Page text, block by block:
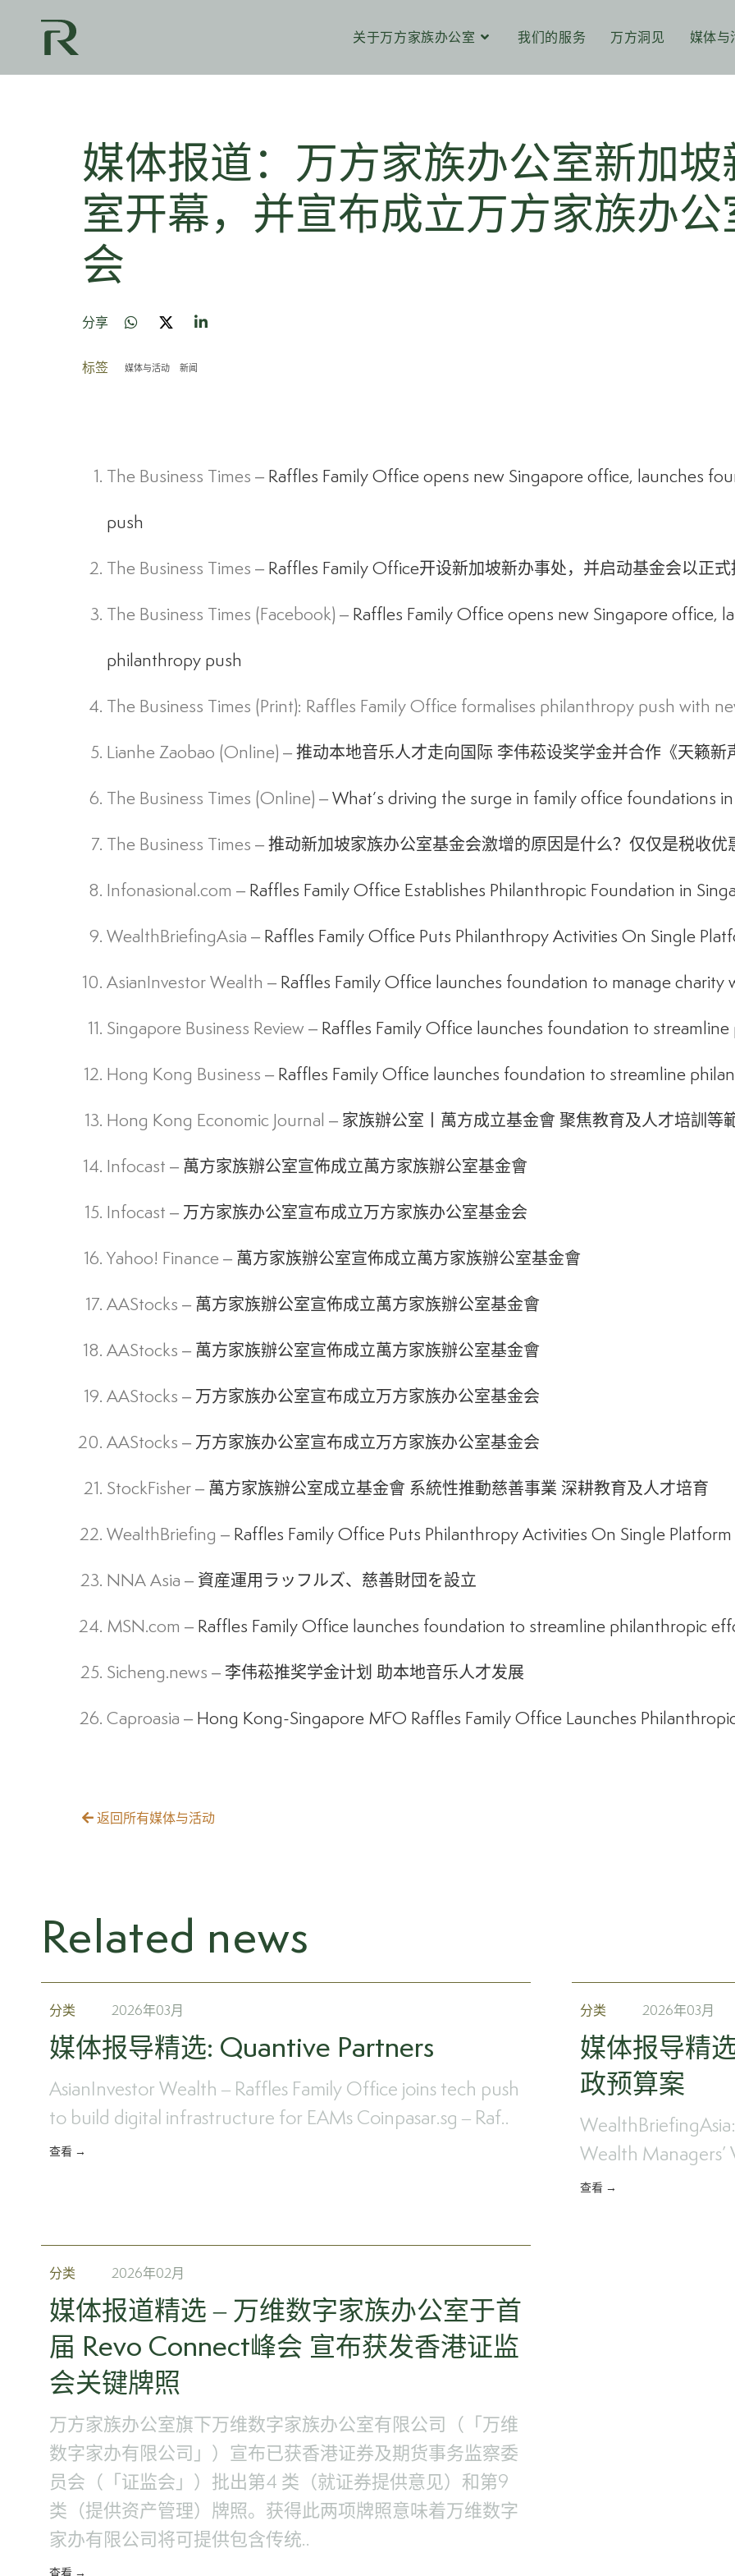
关于万方家族办公室 我们的服务 万方洞见 媒体与
媒体报道：万方家族办公室新加坡
室开幕，并宣布成立万方家族办公
会
分享
标签 媒体与活动 新闻
The Business Times – Raffles Family Office opens new Singapore office, launches
push
The Business Times – Raffles Family Office开设新加坡新办事处，并启动基金会以正
The Business Times (Facebook) – Raffles Family Office opens new Singapore office,
philanthropy push
The Business Times (Print): Raffles Family Office formalises philanthropy push with
Lianhe Zaobao (Online) – 推动本地音乐人才走向国际 李伟菘设奖学金并合作《天籁新
The Business Times (Online) – What’s driving the surge in family office foundations
The Business Times – 推动新加坡家族办公室基金会激增的原因是什么？仅仅是税收优
Infonasional.com – Raffles Family Office Establishes Philanthropic Foundation in
WealthBriefingAsia – Raffles Family Office Puts Philanthropy Activities On Single
AsianInvestor Wealth – Raffles Family Office launches foundation to manage charity
Singapore Business Review – Raffles Family Office launches foundation to
Hong Kong Business – Raffles Family Office launches foundation to streamline
Hong Kong Economic Journal – 家族辦公室丨萬方成立基金會 聚焦教育及人才培訓等
Infocast – 萬⽅家族辦公室宣佈成⽴萬⽅家族辦公室基⾦會
Infocast – 万⽅家族办公室宣布成⽴万⽅家族办公室基⾦会
Yahoo! Finance – 萬⽅家族辦公室宣佈成⽴萬⽅家族辦公室基⾦會
AAStocks – 萬⽅家族辦公室宣佈成⽴萬⽅家族辦公室基⾦會
AAStocks – 萬⽅家族辦公室宣佈成⽴萬⽅家族辦公室基⾦會
AAStocks – 万⽅家族办公室宣布成⽴万⽅家族办公室基⾦会
AAStocks – 万⽅家族办公室宣布成⽴万⽅家族办公室基⾦会
StockFisher – 萬方家族辦公室成立基金會 系統性推動慈善事業 深耕教育及人才培育
WealthBriefing – Raffles Family Office Puts Philanthropy Activities On Single Platform
NNA Asia – 資産運用ラッフルズ、慈善財団を設立
MSN.com – Raffles Family Office launches foundation to streamline philanthropic
Sicheng.news – 李伟菘推奖学金计划 助本地音乐人才发展
Caproasia – Hong Kong-Singapore MFO Raffles Family Office Launches
返回所有媒体与活动
Related news
分类 2026年03月
媒体报导精选: Quantive Partners
AsianInvestor Wealth – Raffles Family Office joins tech push
to build digital infrastructure for EAMs Coinpasar.sg – Raf..
查看 →
分类 2026年03月
媒体报导精
政预算案
Wealth Managers’
查看 →
分类 2026年02月
媒体报道精选 – 万维数字家族办公室于首
届 Revo Connect峰会 宣布获发香港证监
会关键牌照
万方家族办公室旗下万维数字家族办公室有限公司（「万维
数字家办有限公司」）宣布已获香港证券及期货事务监察委
员会（「证监会」）批出第4 类（就证券提供意见）和第9
类（提供资产管理）牌照。获得此两项牌照意味着万维数字
家办有限公司将可提供包含传统..
查看 →